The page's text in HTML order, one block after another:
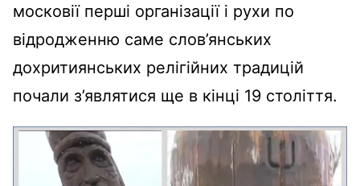
московії перші організації і рухи по
відродженню саме слов’янських
дохритиянських релігійних традицій
почали з’являтися ще в кінці 19 століття.